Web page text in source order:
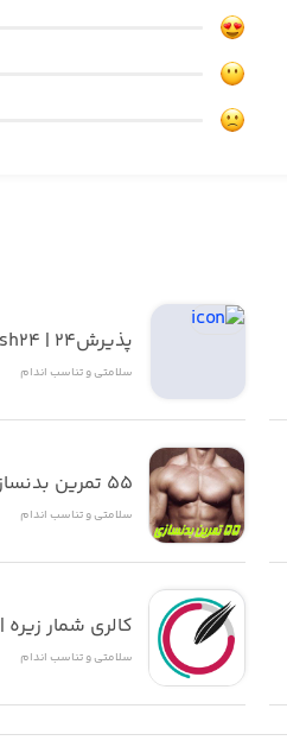
پذیرش۲۴ | Paziresh24
سلامتی و تناسب اندام
55 تمرین بدنسازی
سلامتی و تناسب اندام
کالری شمار زیره | Zireh
سلامتی و تناسب اندام